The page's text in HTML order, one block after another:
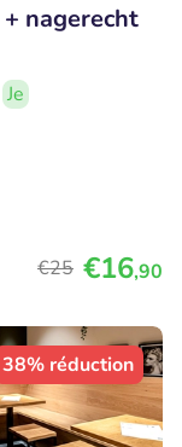
nagerecht
Je
€25 €16,90
38% réduction